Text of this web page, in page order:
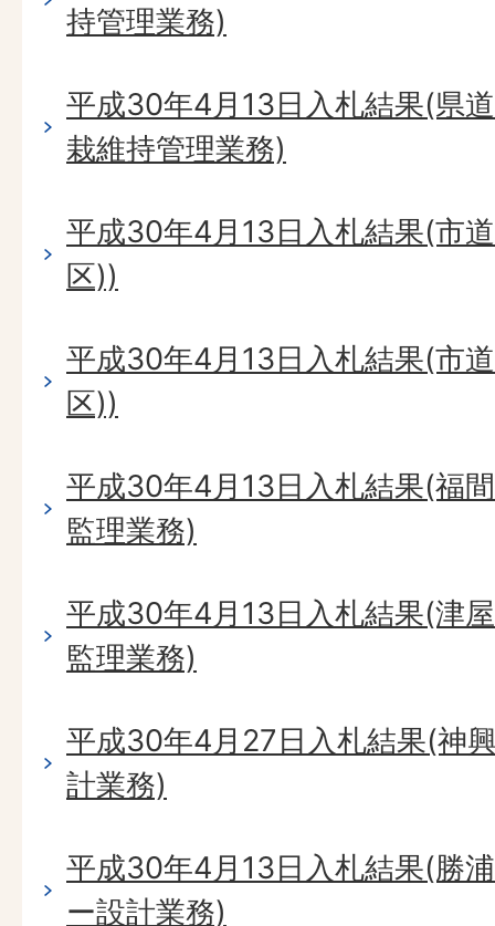
持管理業務)
平成30年4月13日入札結果(県
栽維持管理業務)
平成30年4月13日入札結果(市
区))
平成30年4月13日入札結果(市
区))
平成30年4月13日入札結果(福
監理業務)
平成30年4月13日入札結果(津
監理業務)
平成30年4月27日入札結果(神
計業務)
平成30年4月13日入札結果(勝
ー設計業務)